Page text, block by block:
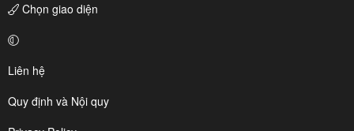
Chọn giao diện
Liên hệ
Quy định và Nội quy